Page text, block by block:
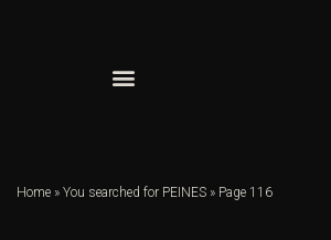
Home » You searched for PEINES » Page 116